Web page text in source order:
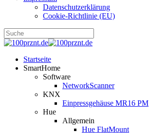
Datenschutzerklärung
Cookie-Richtlinie (EU)
Startseite
SmartHome
Software
NetworkScanner
KNX
Einpressgehäuse MR16 PM
Hue
Allgemein
Hue FlatMount